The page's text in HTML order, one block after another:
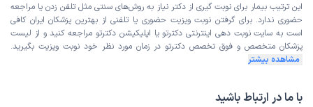
این ترتیب بیمار برای نوبت گیری از دکتر نیاز به روش‌های سنتی مثل تلفن زدن یا مراجعه
حضوری ندارد. برای گرفتن نوبت ویزیت حضوری یا تلفنی از بهترین پزشکان ایران کافی
است به سایت نوبت دهی اینترنتی دکترتو یا اپلیکیشن دکترتو مراجعه کنید و از لیست
پزشکان متخصص و فوق تخصص دکترتو در زمان مورد نظر خود نوبت ویزیت بگیرید.
مشاهده بیشتر
با ما در ارتباط باشید